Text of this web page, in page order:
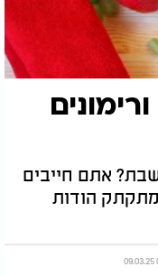
אתם חייבים
הודות